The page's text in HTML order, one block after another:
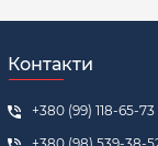
Контакти
+380 (99) 118-65-73